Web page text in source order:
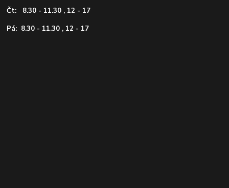
Čt: 8.30 - 11.30 , 12 - 17
Pá: 8.30 - 11.30 , 12 - 17